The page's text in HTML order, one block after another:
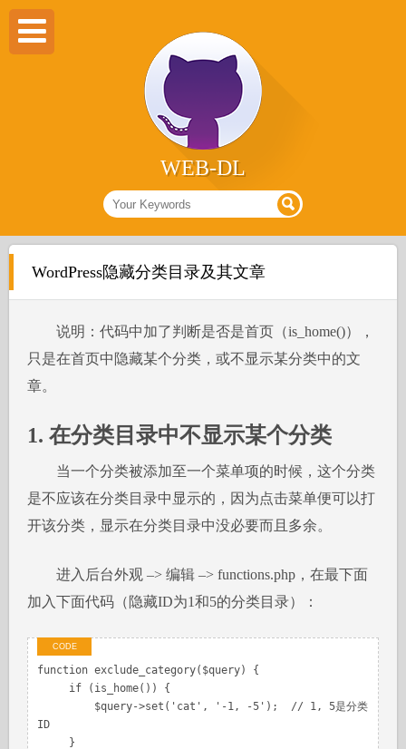
WEB-DL
WordPress隐藏分类目录及其文章
说明：代码中加了判断是否是首页（is_home()），
只是在首页中隐藏某个分类，或不显示某分类中的文
章。
1. 在分类目录中不显示某个分类
当一个分类被添加至一个菜单项的时候，这个分类
是不应该在分类目录中显示的，因为点击菜单便可以打
开该分类，显示在分类目录中没必要而且多余。
进入后台外观 –> 编辑 –> functions.php，在最下面
加入下面代码（隐藏ID为1和5的分类目录）：
function exclude_category($query) {
ID